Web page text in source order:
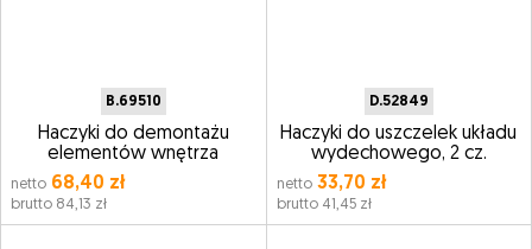
B.69510
Haczyki do demontażu
elementów wnętrza
netto 68,40 zł
brutto 84,13 zł
D.52849
Haczyki do uszczelek układu
wydechowego, 2 cz.
netto33,70 zł
brutto 41,45 zł